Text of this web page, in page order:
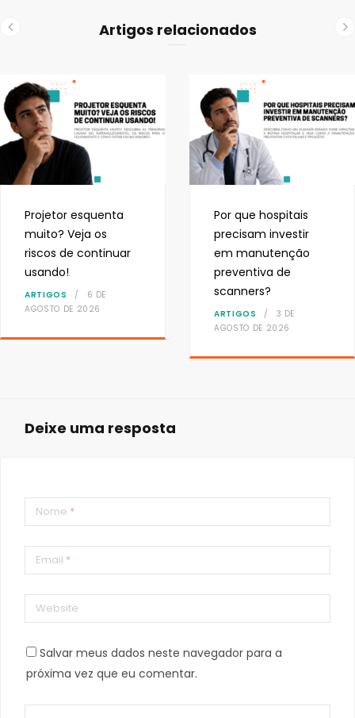
Artigos relacionados
Projetor esquenta
muito? Veja os
riscos de continuar
usando!
ARTIGOS
6 DE
AGOSTO DE 2026
Por que hospitais
precisam investir
em manutenção
preventiva de
scanners?
ARTIGOS
3 DE
AGOSTO DE 2026
Deixe uma resposta
Nome *
Email *
Website
Salvar meus dados neste navegador para a
próxima vez que eu comentar.